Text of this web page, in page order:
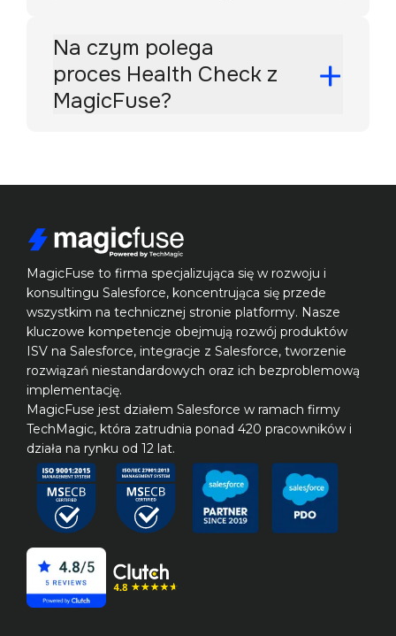
Na czym polega
proces Health Check z
MagicFuse?
MagicFuse to firma specjalizująca się w rozwoju i
konsultingu Salesforce, koncentrująca się przede
wszystkim na technicznej stronie platformy. Nasze
kluczowe kompetencje obejmują rozwój produktów
ISV na Salesforce, integracje z Salesforce, tworzenie
rozwiązań niestandardowych oraz ich bezproblemową
implementację.
MagicFuse jest działem Salesforce w ramach firmy
TechMagic, która zatrudnia ponad 420 pracowników i
działa na rynku od 12 lat.